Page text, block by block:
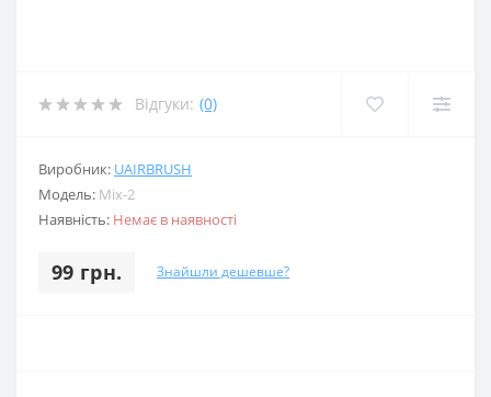
Відгуки: (0)
Виробник: UAIRBRUSH
Модель: Mix-2
Наявність: Немає в наявності
99 грн. Знайшли дешевше?